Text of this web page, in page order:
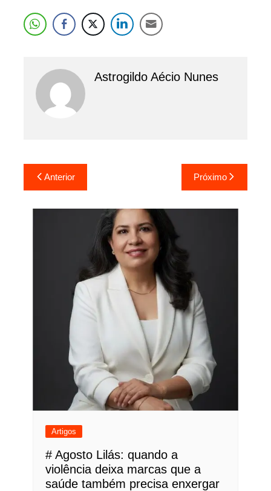
Astrogildo Aécio Nunes
Navegação
de
Post
Anterior Próximo
Artigos
# Agosto Lilás: quando a
violência deixa marcas que a
saúde também precisa enxergar